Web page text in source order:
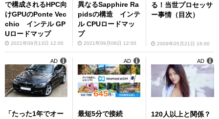
で構成されるHPC向
けGPUのPonte Vec
chio インテル GP
Uロードマップ
2021年09月13日 12:00
異なるSapphire Ra
pidsの構造 インテ
ル CPUロードマッ
プ
2021年09月06日 12:00
る！当世プロセッサ
ー事情（目次）
2009年05月21日 16:00
「たった1年でオー
AD
最短5分で接続
AD
120人以上と関係？
AD